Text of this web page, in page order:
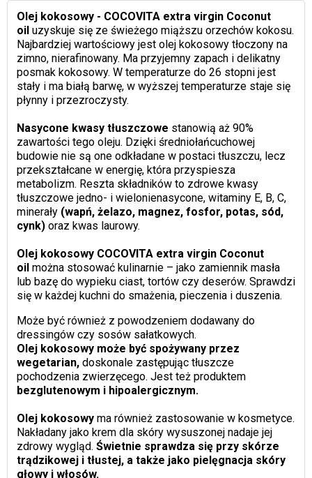
Olej kokosowy - COCOVITA extra virgin Coconut
oil uzyskuje się ze świeżego miąższu orzechów kokosu.
Najbardziej wartościowy jest olej kokosowy tłoczony na
zimno, nierafinowany. Ma przyjemny zapach i delikatny
posmak kokosowy. W temperaturze do 26 stopni jest
stały i ma białą barwę, w wyższej temperaturze staje się
płynny i przezroczysty.
Nasycone kwasy tłuszczowe stanowią aż 90%
zawartości tego oleju. Dzięki średniołańcuchowej
budowie nie są one odkładane w postaci tłuszczu, lecz
przekształcane w energię, która przyspiesza
metabolizm. Reszta składników to zdrowe kwasy
tłuszczowe jedno- i wielonienasycone, witaminy E, B, C,
minerały(wapń, żelazo, magnez, fosfor, potas, sód,
cynk)oraz kwas laurowy.
Olej kokosowy COCOVITA extra virgin Coconut
oil można stosować kulinarnie – jako zamiennik masła
lub bazę do wypieku ciast, tortów czy deserów. Sprawdzi
się w każdej kuchni do smażenia, pieczenia i duszenia.
Może być również z powodzeniem dodawany do
dressingów czy sosów sałatkowych.
Olej kokosowy może być spożywany przez
wegetarian,doskonale zastępując tłuszcze
pochodzenia zwierzęcego. Jest też produktem
bezglutenowym i hipoalergicznym.
Olej kokosowyma również zastosowanie w kosmetyce.
Nakładany jako krem dla skóry wysuszonej nadaje jej
zdrowy wygląd. Świetnie sprawdza się przy skórze
trądzikowej i tłustej, a także jako pielęgnacja skóry
głowy i włosów.